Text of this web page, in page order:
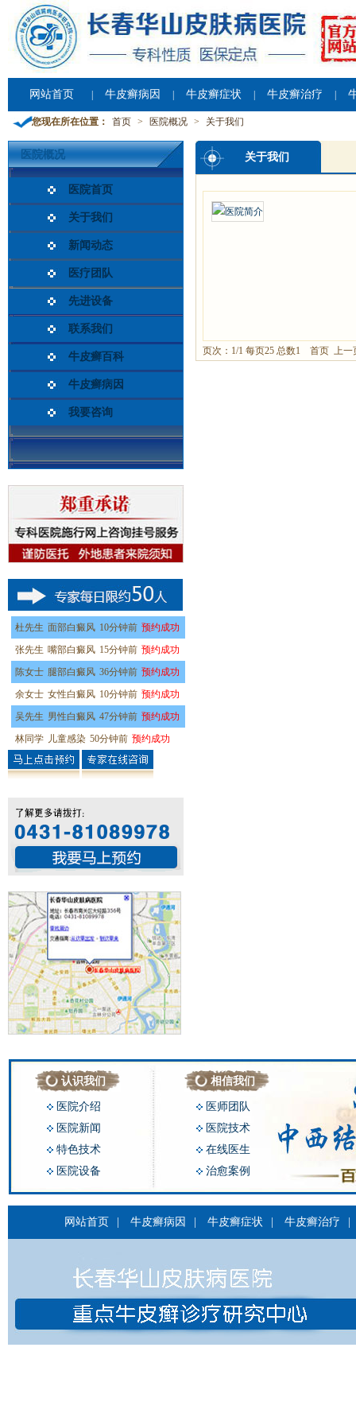
网站首页 牛皮癣病因 牛皮癣症状 牛皮癣治疗
您现在所在位置： 首页 > 医院概况 > 关于我们
医院概况
医院首页
关于我们
新闻动态
医疗团队
先进设备
联系我们
牛皮癣百科
牛皮癣病因
我要咨询
杜先生 面部白癜风 10分钟前 预约成功
张先生 嘴部白癜风 15分钟前 预约成功
陈女士 腿部白癜风 36分钟前 预约成功
余女士 女性白癜风 10分钟前 预约成功
吴先生 男性白癜风 47分钟前 预约成功
林同学 儿童感染 50分钟前 预约成功
关于我们
页次：1/1 每页25 总数1 首页 上
认识我们
医院介绍
医院新闻
特色技术
医院设备
相信我们
医师团队
医院技术
在线医生
治愈案例
网站首页 牛皮癣病因 牛皮癣症状 牛皮癣治疗